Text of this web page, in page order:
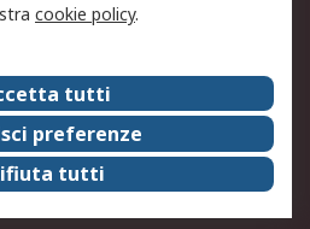
Contattaci
ESG
RS Group
Discovery: il Blog di RS
cookie policy.
tutti
preferenze
tutti